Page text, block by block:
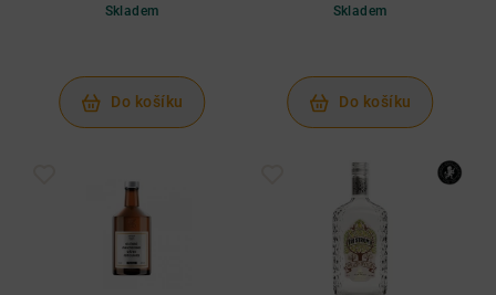
Skladem
Do košíku
Skladem
Do košíku